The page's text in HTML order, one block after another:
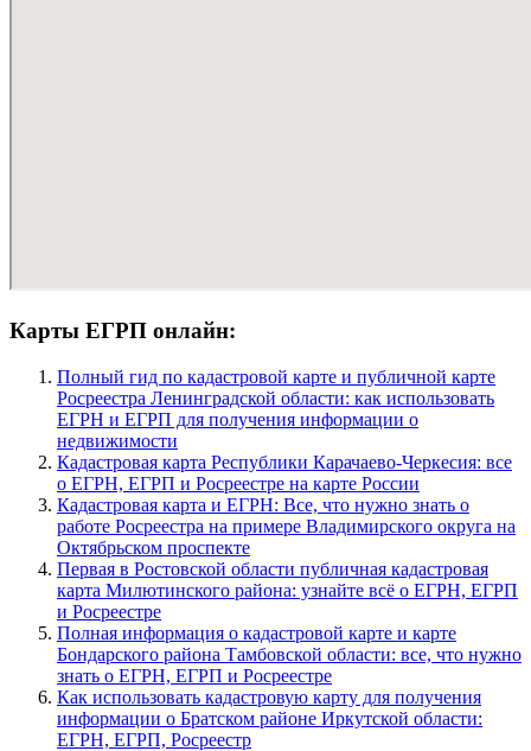
Карты ЕГРП онлайн:
Полный гид по кадастровой карте и публичной карте
Росреестра Ленинградской области: как использовать
ЕГРН и ЕГРП для получения информации о
недвижимости
Кадастровая карта Республики Карачаево-Черкесия: все
о ЕГРН, ЕГРП и Росреестре на карте России
Кадастровая карта и ЕГРН: Все, что нужно знать о
работе Росреестра на примере Владимирского округа на
Октябрьском проспекте
Первая в Ростовской области публичная кадастровая
карта Милютинского района: узнайте всё о ЕГРН, ЕГРП
и Росреестре
Полная информация о кадастровой карте и карте
Бондарского района Тамбовской области: все, что нужно
знать о ЕГРН, ЕГРП и Росреестре
Как использовать кадастровую карту для получения
информации о Братском районе Иркутской области:
ЕГРН, ЕГРП, Росреестр